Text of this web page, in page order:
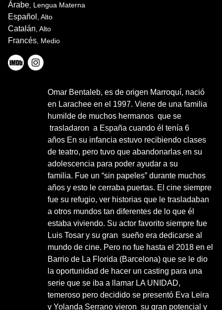
Árabe, Lengua Materna
Español , Alto
Catalán, Alto
Francés, Medio
Omar Bentaleb, es de origen Marroquí, nació
en Larachee en el 1997. Viene de una familia
humilde de muchos hermanos que se
trasladaron a España cuando él tenía 6
años En su infancia estuvo recibiendo clases
de teatro, pero tuvo que abandonarlas en su
adolescencia para poder ayudar a su
familia. Fue un “sin papeles” durante muchos
años y esto le cerraba puertas. El cine siempre
fue su refugio, ver historias que le trasladaban
a otros mundos tan diferentes de lo que él
estaba viviendo. Su actor favorito siempre fue
Luis Tosar y su gran sueño era dedicarse al
mundo de cine. Pero no fue hasta el 2018 en el
Barrio de La Florida (Barcelona) que se le dio
la oportunidad de hacer un casting para una
serie que se iba a llamar LA UNIDAD,
temeroso pero decidido se presentó Eva Leira
y Yolanda Serrano vieron su gran potencial y